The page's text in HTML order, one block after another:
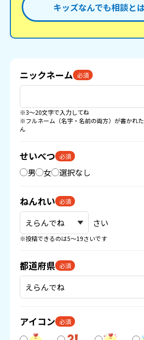
キッズなんでも相談と
ニックネーム 必須
※3〜20文字で入力してね
※フルネーム（名字・名前の両方）が書かれ
ん
せいべつ 必須
男 女 選択なし
ねんれい 必須
さい
※投稿できるのは5〜19さいです
都道府県 必須
アイコン 必須